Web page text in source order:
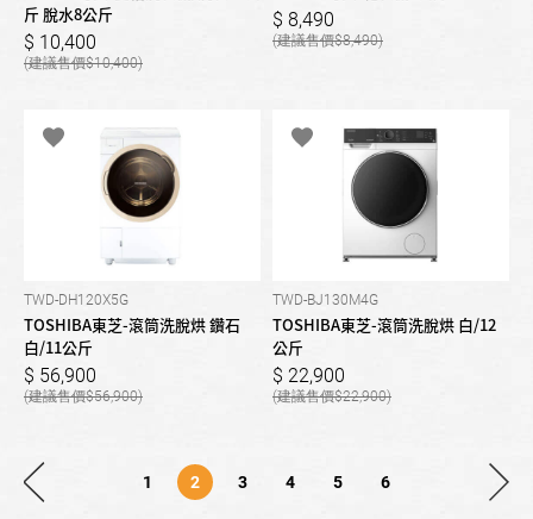
斤 脫水8公斤
10,400
10,400
8,490
8,490
TWD-DH120X5G
TOSHIBA東芝-滾筒洗脫烘 鑽石
白/11公斤
56,900
56,900
TWD-BJ130M4G
TOSHIBA東芝-滾筒洗脫烘 白/12
公斤
22,900
22,900
1 2 3 4 5 6